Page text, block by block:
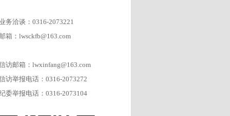
务洽谈：0316-2073221
箱：lwsckfb@163.com
访邮箱：lwxinfang@163.com
访举报电话：0316-2073272
委举报电话：0316-2073104